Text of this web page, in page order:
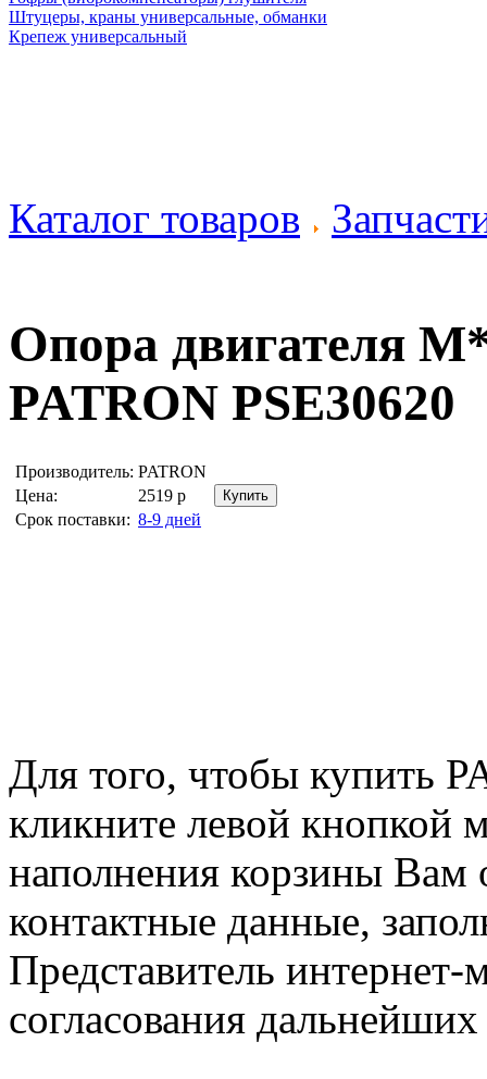
Штуцеры, краны универсальные, обманки
Крепеж универсальный
Каталог товаров
Опора двигателя
PATRON PSE30620
Производитель: PATRON
Цена:
2519 р
Срок поставки: 8-9 дней
Для того, чтобы купить
кликните левой
наполнения корзины Вам
контактные данные,
Представитель
согласования